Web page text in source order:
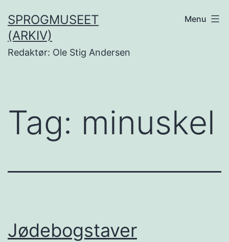
til
indhold
SPROGMUSEET
(ARKIV)
Redaktør: Ole Stig Andersen
Menu
Tag: minuskel
Jødebogstaver